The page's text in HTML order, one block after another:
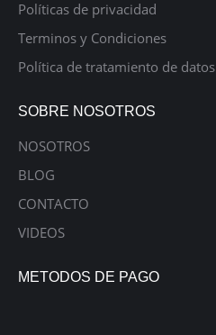
Políticas de privacidad
Terminos y Condiciones
Política de tratamiento de datos
SOBRE NOSOTROS
NOSOTROS
BLOG
CONTACTO
VIDEOS
METODOS DE PAGO